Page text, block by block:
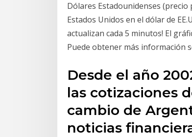
Dólares Estadounidenses
Estados Unidos en el dólar de
actualizan cada 5 minutos! El
Puede obtener más información
Desde el año
las cotizaciones
cambio de
noticias